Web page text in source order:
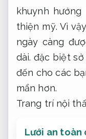
khuynh
thiện mỹ. Vì
ngày càng
dài. đặc biệt sở
đến cho các
mẩn hơn.
Trang trí nội
Lưới an toàn